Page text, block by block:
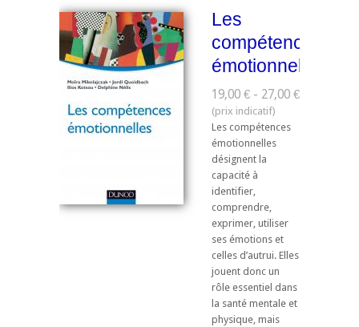
Les
compétences
émotionnelles
19,00 € - 27,00 €
Les compétences
émotionnelles
désignent la
capacité à
identifier,
comprendre,
exprimer, utiliser
ses émotions et
celles d’autrui. Elles
jouent donc un
rôle essentiel dans
la santé mentale et
physique, mais